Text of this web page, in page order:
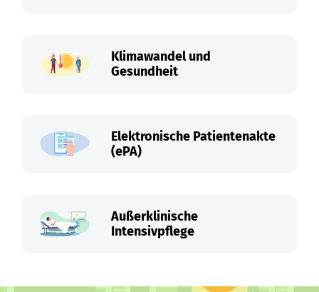
Klimawandel und
Gesundheit
Elektronische Patientenakte
(ePA)
Außerklinische
Intensivpflege